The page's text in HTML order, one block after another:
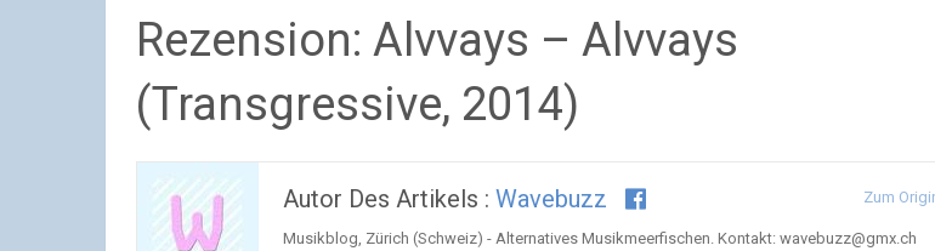
Rezension: Alvvays – Alvvays
(Transgressive, 2014)
Autor Des Artikels : Wavebuzz Zum
Musikblog, Zürich (Schweiz) - Alternatives Musikmeerfischen. Kontakt: wavebuzz@gmx.ch